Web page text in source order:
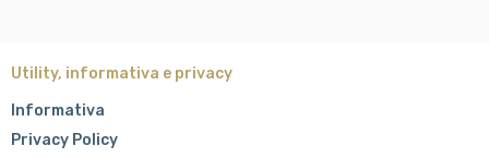
Utility, informativa e privacy
Informativa
Privacy Policy